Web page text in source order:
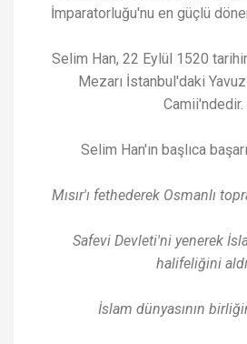
İmparatorluğu'nu en güçlü
Selim Han, 22 Eylül 1520
Mezarı İstanbul'daki
Camii'ndedir.
Selim Han'ın başlıca
Mısır'ı fethederek Osmanlı
Safevi Devleti'ni yenerek
halifeliğini aldı.
İslam dünyasının